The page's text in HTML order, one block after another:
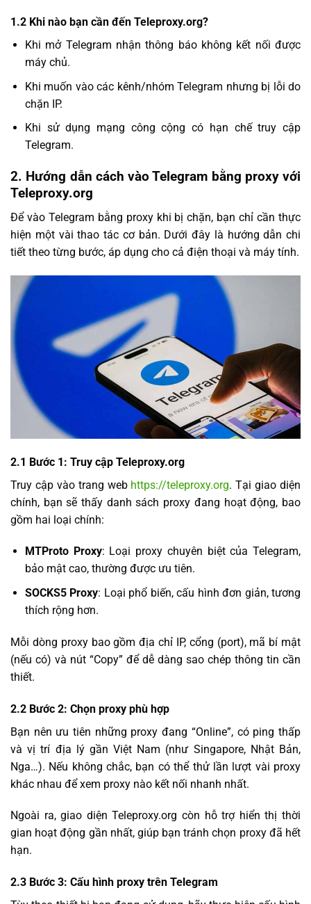
1.2 Khi nào bạn cần đến Teleproxy.org?
Khi mở Telegram nhận thông báo không kết nối được
máy chủ.
Khi muốn vào các kênh/nhóm Telegram nhưng bị lỗi do
chặn IP.
Khi sử dụng mạng công cộng có hạn chế truy cập
Telegram.
2. Hướng dẫn cách vào Telegram bằng proxy với
Teleproxy.org
Để vào Telegram bằng proxy khi bị chặn, bạn chỉ cần thực
hiện một vài thao tác cơ bản. Dưới đây là hướng dẫn chi
tiết theo từng bước, áp dụng cho cả điện thoại và máy tính.
2.1 Bước 1: Truy cập Teleproxy.org
Truy cập vào trang web https://teleproxy.org. Tại giao diện
chính, bạn sẽ thấy danh sách proxy đang hoạt động, bao
gồm hai loại chính:
MTProto Proxy: Loại proxy chuyên biệt của Telegram,
bảo mật cao, thường được ưu tiên.
SOCKS5 Proxy: Loại phổ biến, cấu hình đơn giản, tương
thích rộng hơn.
Mỗi dòng proxy bao gồm địa chỉ IP, cổng (port), mã bí mật
(nếu có) và nút “Copy” để dễ dàng sao chép thông tin cần
thiết.
2.2 Bước 2: Chọn proxy phù hợp
Bạn nên ưu tiên những proxy đang “Online”, có ping thấp
và vị trí địa lý gần Việt Nam (như Singapore, Nhật Bản,
Nga…). Nếu không chắc, bạn có thể thử lần lượt vài proxy
khác nhau để xem proxy nào kết nối nhanh nhất.
Ngoài ra, giao diện Teleproxy.org còn hỗ trợ hiển thị thời
gian hoạt động gần nhất, giúp bạn tránh chọn proxy đã hết
hạn.
2.3 Bước 3: Cấu hình proxy trên Telegram